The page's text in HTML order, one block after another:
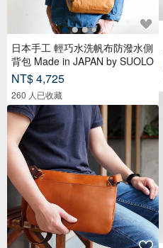
日本手工 輕巧水洗帆布防潑水側
背包 Made in JAPAN by SUOLO
NT$ 4,725
260 人已收藏